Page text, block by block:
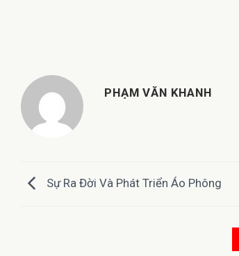
PHẠM VĂN KHANH
Sự Ra Đời Và Phát Triển Áo Phông